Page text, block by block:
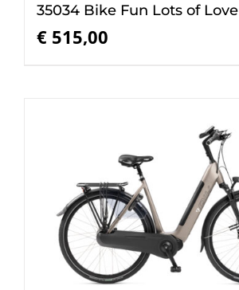
35034 Bike Fun Lots of Love
€ 515,00